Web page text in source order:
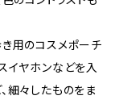
用のコスメポーチ
イヤホンなどを入
細々したものをま